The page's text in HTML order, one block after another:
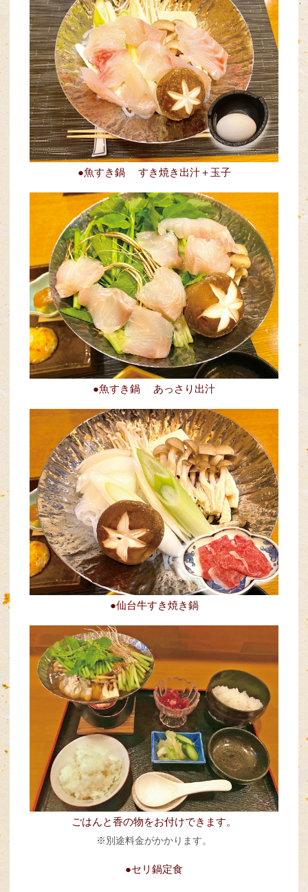
●魚すき鍋 すき焼き出汁＋玉子
●魚すき鍋 あっさり出汁
●仙台牛すき焼き鍋
ごはんと香の物をお付けできます。
※別途料金がかかります。
●セリ鍋定食